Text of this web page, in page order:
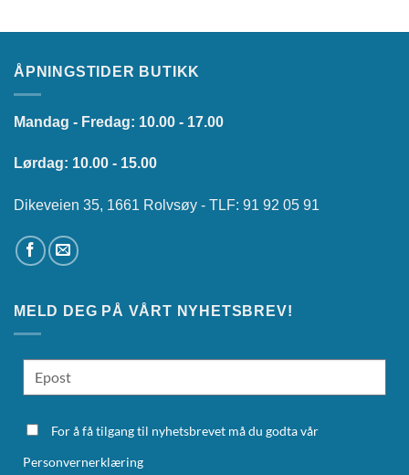
ÅPNINGSTIDER BUTIKK
Mandag - Fredag: 10.00 - 17.00
Lørdag: 10.00 - 15.00
Dikeveien 35, 1661 Rolvsøy - TLF: 91 92 05 91
MELD DEG PÅ VÅRT NYHETSBREV!
For å få tilgang til nyhetsbrevet må du godta vår
Personvernerklæring